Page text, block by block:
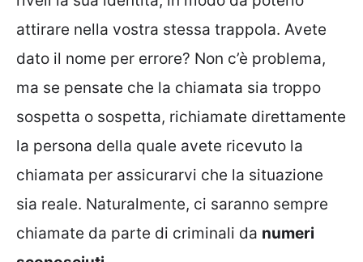
attirare nella vostra stessa trappola. Avete
dato il nome per errore? Non c’è problema,
ma se pensate che la chiamata sia troppo
sospetta o sospetta, richiamate direttamente
la persona della quale avete ricevuto la
chiamata per assicurarvi che la situazione
sia reale. Naturalmente, ci saranno sempre
chiamate da parte di criminali da numeri